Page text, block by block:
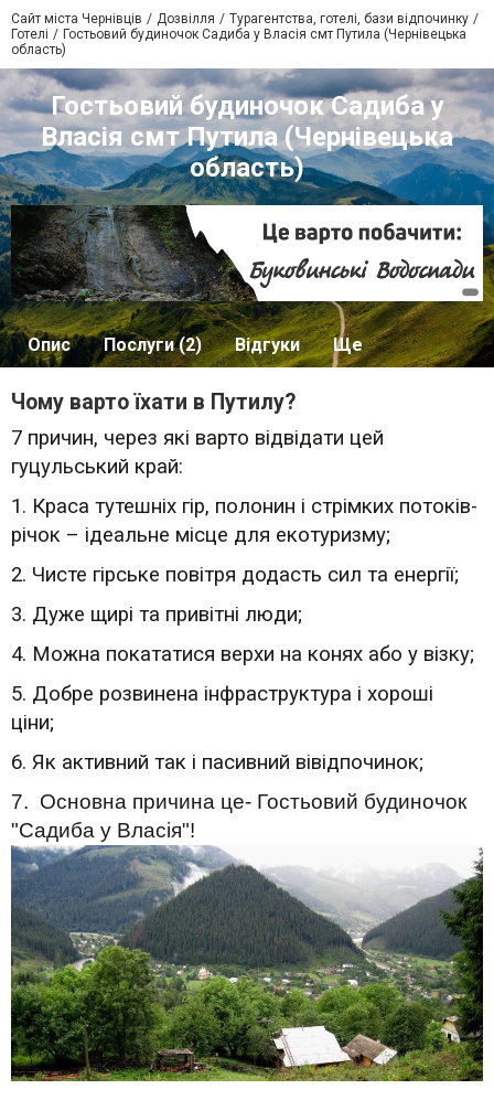
Сайт міста Чернівців Дозвілля
Турагентства, готелі, бази відпочинку
Готелі
Гостьовий будиночок Садиба у Власія смт Путила (Чернівецька
область)
Гостьовий будиночок Садиба у
Власія смт Путила (Чернівецька
область)
Опис Послуги (2) Відгуки Ще
Чому варто їхати в Путилу?
7 причин, через які варто відвідати цей
гуцульський край:
1. Краса тутешніх гір, полонин і стрімких потоків-
річок – ідеальне місце для екотуризму;
2. Чисте гірське повітря додасть сил та енергії;
3. Дуже щирі та привітні люди;
4. Можна покататися верхи на конях або у візку;
5. Добре розвинена інфраструктура і хороші
ціни;
6. Як активний так і пасивний вівідпочинок;
7. Основна причина це- Гостьовий будиночок
"Садиба у Власія"!